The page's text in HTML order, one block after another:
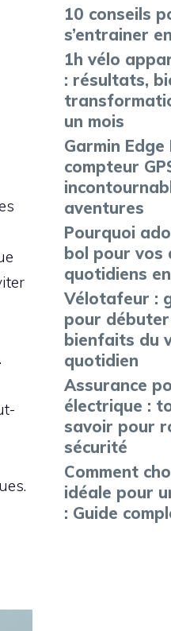
10 conseils
s’entrainer
1h vélo
: résultats,
un mois
Garmin Edge
compteur
aventures
Pourquoi
bol pour vos
quotidiens
Vélotafeur :
pour
bienfaits du
quotidien
Assurance
électrique :
savoir pour
sécurité
Comment
idéale pour
: Guide